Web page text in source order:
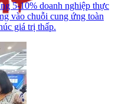
5-10% doanh nghiệp thực
vào chuỗi cung ứng toàn
giá trị thấp.